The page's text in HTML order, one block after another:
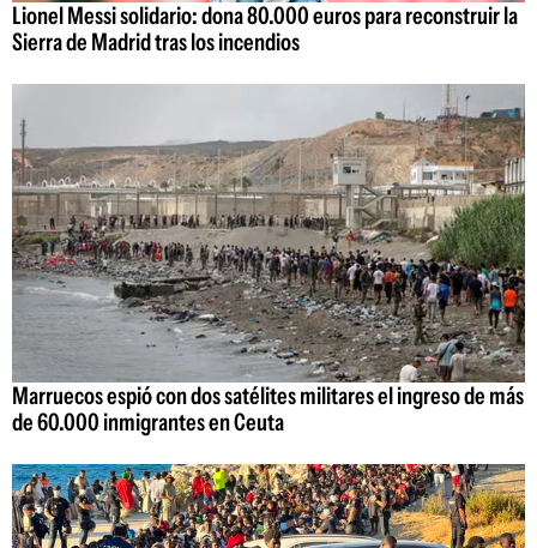
Lionel Messi solidario: dona 80.000 euros para reconstruir la
Sierra de Madrid tras los incendios
Marruecos espió con dos satélites militares el ingreso de más
de 60.000 inmigrantes en Ceuta